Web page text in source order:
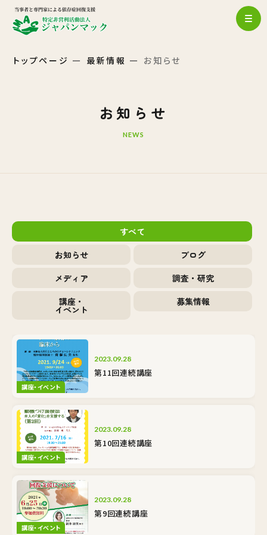
トップページ 最新情報 お知らせ
お知らせ
NEWS
すべて
お知らせ
ブログ
メディア
調査・研究
講座・
イベント
募集情報
講座・イベント
2023.09.28
第11回連続講座
講座・イベント
2023.09.28
第10回連続講座
講座・イベント
2023.09.28
第9回連続講座